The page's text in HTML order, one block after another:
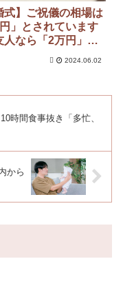
式】ご祝儀の相場は
円」とされています
人なら「2万円」程
2024.06.02
時間食事抜き「多忙、
から